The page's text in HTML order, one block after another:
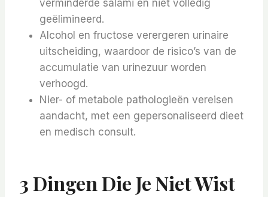
verminderde salami en niet volledig
geëlimineerd.
Alcohol en fructose verergeren urinaire
uitscheiding, waardoor de risico’s van de
accumulatie van urinezuur worden
verhoogd.
Nier- of metabole pathologieën vereisen
aandacht, met een gepersonaliseerd dieet
en medisch consult.
3 Dingen Die Je Niet Wist